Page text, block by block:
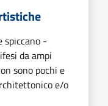
spiccano -
da ampi
sono pochi e
e/o